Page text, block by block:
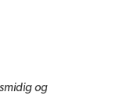
og